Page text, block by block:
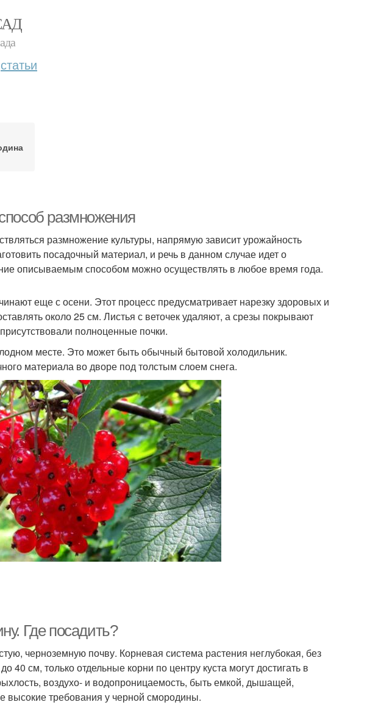
статьи
размножения
размножение культуры, напрямую зависит урожайность
посадочный материал, и речь в данном случае идет о
описываемым способом можно осуществлять в любое время года.
еще с осени. Этот процесс предусматривает нарезку здоровых и
около 25 см. Листья с веточек удаляют, а срезы покрывают
полноценные почки.
месте. Это может быть обычный бытовой холодильник.
материала во дворе под толстым слоем снега.
Где посадить?
черноземную почву. Корневая система растения неглубокая, без
40 см, только отдельные корни по центру куста могут достигать в
воздухо- и водопроницаемость, быть емкой, дышащей,
высокие требования у черной смородины.